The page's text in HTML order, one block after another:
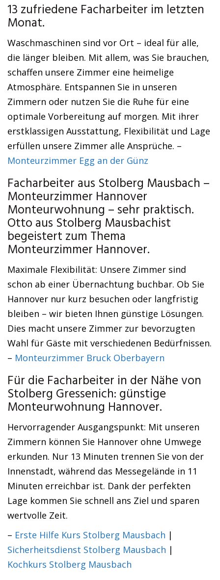
13 zufriedene Facharbeiter im letzten
Monat.
Waschmaschinen sind vor Ort – ideal für alle,
die länger bleiben. Mit allem, was Sie brauchen,
schaffen unsere Zimmer eine heimelige
Atmosphäre. Entspannen Sie in unseren
Zimmern oder nutzen Sie die Ruhe für eine
optimale Vorbereitung auf morgen. Mit ihrer
erstklassigen Ausstattung, Flexibilität und Lage
erfüllen unsere Zimmer alle Ansprüche. –
Monteurzimmer Egg an der Günz
Facharbeiter aus Stolberg Mausbach –
Monteurzimmer Hannover
Monteurwohnung – sehr praktisch.
Otto aus Stolberg Mausbachist
begeistert zum Thema
Monteurzimmer Hannover.
Maximale Flexibilität: Unsere Zimmer sind
schon ab einer Übernachtung buchbar. Ob Sie
Hannover nur kurz besuchen oder langfristig
bleiben – wir bieten Ihnen günstige Lösungen.
Dies macht unsere Zimmer zur bevorzugten
Wahl für Gäste mit verschiedenen Bedürfnissen.
– Monteurzimmer Bruck Oberbayern
Für die Facharbeiter in der Nähe von
Stolberg Gressenich: günstige
Monteurwohnung Hannover.
Hervorragender Ausgangspunkt: Mit unseren
Zimmern können Sie Hannover ohne Umwege
erkunden. Nur 13 Minuten trennen Sie von der
Innenstadt, während das Messegelände in 11
Minuten erreichbar ist. Dank der perfekten
Lage kommen Sie schnell ans Ziel und sparen
wertvolle Zeit.
– Erste Hilfe Kurs Stolberg Mausbach |
Sicherheitsdienst Stolberg Mausbach |
Kochkurs Stolberg Mausbach